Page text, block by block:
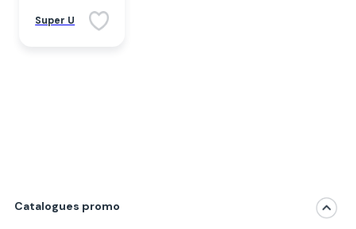
Super U
Catalogues promo